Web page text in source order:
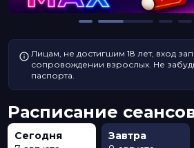
Лицам, не достигшим 18 лет, вход
сопровождении взрослых. Не
паспорта.
Расписание
Сегодня
Завтра